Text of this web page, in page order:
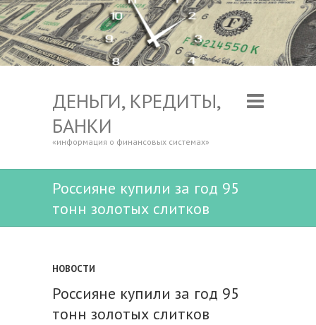
ДЕНЬГИ, КРЕДИТЫ,
БАНКИ
«информация о финансовых системах»
Россияне купили за год 95
тонн золотых слитков
НОВОСТИ
Россияне купили за год 95
тонн золотых слитков